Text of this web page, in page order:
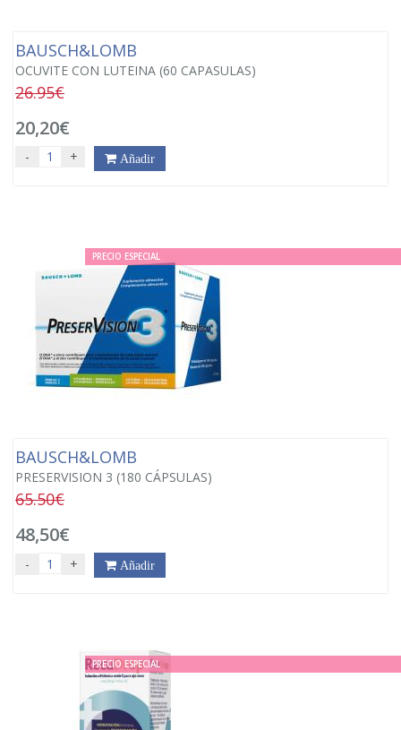
BAUSCH&LOMB
OCUVITE CON LUTEINA (60 CAPASULAS)
26.95€
20,20€
- + Añadir
PRECIO ESPECIAL
BAUSCH&LOMB
PRESERVISION 3 (180 CÁPSULAS)
65.50€
48,50€
- + Añadir
PRECIO ESPECIAL